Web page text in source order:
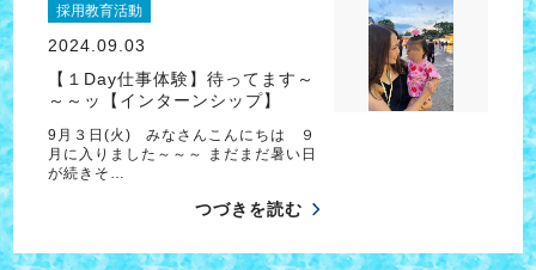
採用教育活動
2024.09.03
【１Day仕事体験】待ってます～
～～ッ【インターンシップ】
9月３日(火) みなさんこんにちは ９
月に入りました～～～ まだまだ暑い日
が続きそ…
つづきを読む